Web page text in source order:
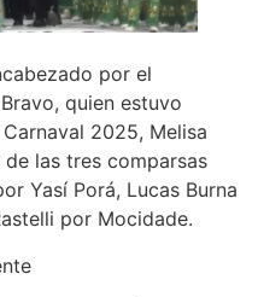
por el
quien estuvo
2025, Melisa
las tres comparsas
Yasí Porá, Lucas Burna
por Mocidade.